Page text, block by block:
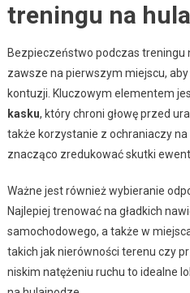
treningu na
Bezpieczeństwo podczas treningu
zawsze na pierwszym miejscu,
kontuzji. Kluczowym elementem
kasku, który chroni głowę przed
także korzystanie z ochraniaczy na
znacząco zredukować skutki
Ważne jest również wybieranie
Najlepiej trenować na gładkich
samochodowego, a także w
takich jak nierówności terenu czy
niskim natężeniu ruchu to idealne